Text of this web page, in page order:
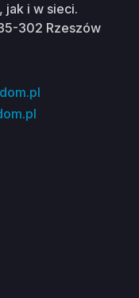
jak i w sieci.
302 Rzeszów